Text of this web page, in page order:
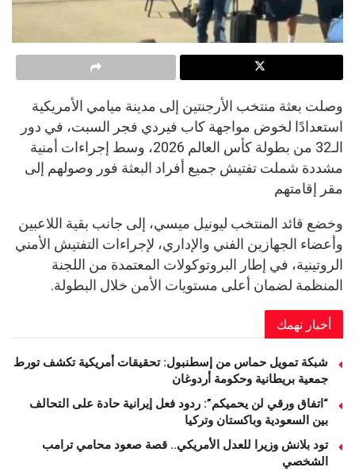
وصلت بعثة منتخب الأرجنتين إلى مدينة ميامي الأمريكية
استعدادًا لخوض مواجهة كاب فيردي فجر السبت، في دور
الـ32 من بطولة كأس العالم 2026، وسط إجراءات أمنية
مشددة شملت تفتيش جميع أفراد البعثة فور وصولهم إلى
مقر إقامتهم
وخضع قائد المنتخب ليونيل ميسي، إلى جانب بقية اللاعبين
وأعضاء الجهازين الفني والإداري، لإجراءات التفتيش الأمني
الروتينية، في إطار البروتوكولات المعتمدة من اللجنة
المنظمة لضمان أعلى مستويات الأمن خلال البطولة.
أخبار تهمك
شبكة تمويل حماس من إسطنبول: تحقيقات أمريكية تكشف تورط
جمعية بريطانية وحكومة أردوغان
“اتفاق ورقي لن يحميكم”: ردود فعل إيرانية حادة على التحالف
بين السعودية وباكستان وتركيا
تود بلانش وزيرا للعدل الأمريكي.. قصة صعود محامي ترامب
الشخصي